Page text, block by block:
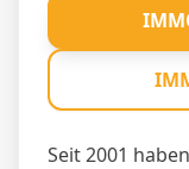
Seit 2001